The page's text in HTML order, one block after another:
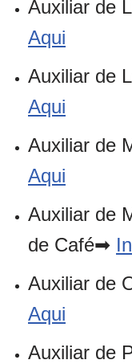
Auxiliar de
Aqui
Auxiliar de
Aqui
Auxiliar de
Aqui
Auxiliar de
de Café➡
Auxiliar de
Aqui
Auxiliar de